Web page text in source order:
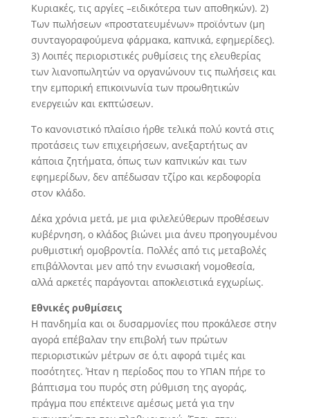
Κυριακές, τις αργίες –ειδικότερα των αποθηκών). 2)
Των πωλήσεων «προστατευμένων» προϊόντων (μη
συνταγοραφούμενα φάρμακα, καπνικά, εφημερίδες).
3) Λοιπές περιοριστικές ρυθμίσεις της ελευθερίας
των λιανοπωλητών να οργανώνουν τις πωλήσεις και
την εμπορική επικοινωνία των προωθητικών
ενεργειών και εκπτώσεων.
Το κανονιστικό πλαίσιο ήρθε τελικά πολύ κοντά στις
προτάσεις των επιχειρήσεων, ανεξαρτήτως αν
κάποια ζητήματα, όπως των καπνικών και των
εφημερίδων, δεν απέδωσαν τζίρο και κερδοφορία
στον κλάδο.
Δέκα χρόνια μετά, με μια φιλελεύθερων προθέσεων
κυβέρνηση, ο κλάδος βιώνει μια άνευ προηγουμένου
ρυθμιστική ομοβροντία. Πολλές από τις μεταβολές
επιβάλλονται μεν από την ενωσιακή νομοθεσία,
αλλά αρκετές παράγονται αποκλειστικά εγχωρίως.
Εθνικές ρυθμίσεις
Η πανδημία και οι δυσαρμονίες που προκάλεσε στην
αγορά επέβαλαν την επιβολή των πρώτων
περιοριστικών μέτρων σε ό,τι αφορά τιμές και
ποσότητες. Ήταν η περίοδος που το ΥΠΑΝ πήρε το
βάπτισμα του πυρός στη ρύθμιση της αγοράς,
πράγμα που επέκτεινε αμέσως μετά για την